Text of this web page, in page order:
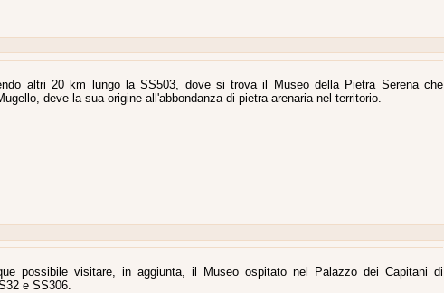
altri 20 km lungo la SS503, dove si trova il Museo della Pietra Serena che
deve la sua origine all'abbondanza di pietra arenaria nel territorio.
possibile visitare, in aggiunta, il Museo ospitato nel Palazzo dei Capitani di
e SS306.